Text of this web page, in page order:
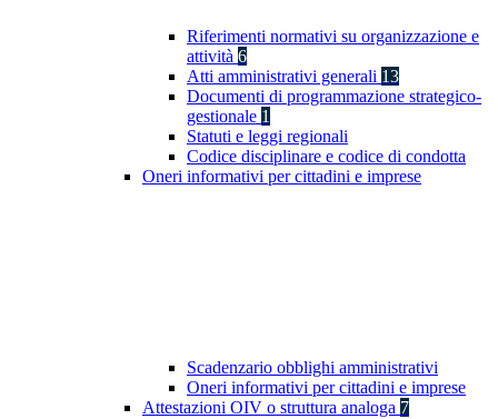
Riferimenti normativi su organizzazione e
attività 6
Atti amministrativi generali 13
Documenti di programmazione strategico-
gestionale 1
Statuti e leggi regionali
Codice disciplinare e codice di condotta
Oneri informativi per cittadini e imprese
Scadenzario obblighi amministrativi
Oneri informativi per cittadini e imprese
Attestazioni OIV o struttura analoga 7